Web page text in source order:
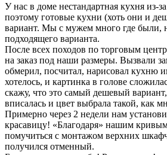
У нас в доме нестандартная кухня из-
поэтому готовые кухни (хоть они и
вариант. Мы с мужем много где были,
подходящего варианта.
После всех походов по торговым
на заказ под наши размеры. Вызвали
обмерил, посчитал, нарисовал кухню
хотелось, и картинка в голове
скажу, что это самый дешевый
вписалась и цвет выбрала такой, как
Примерно через 2 недели нам
красавицу! «Благодаря» нашим
помучиться с монтажом верхних
получился отменный.